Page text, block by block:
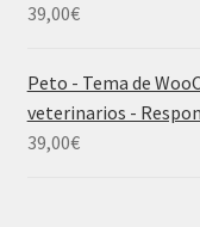
39,00€
Peto - Tema de
veterinarios -
39,00€